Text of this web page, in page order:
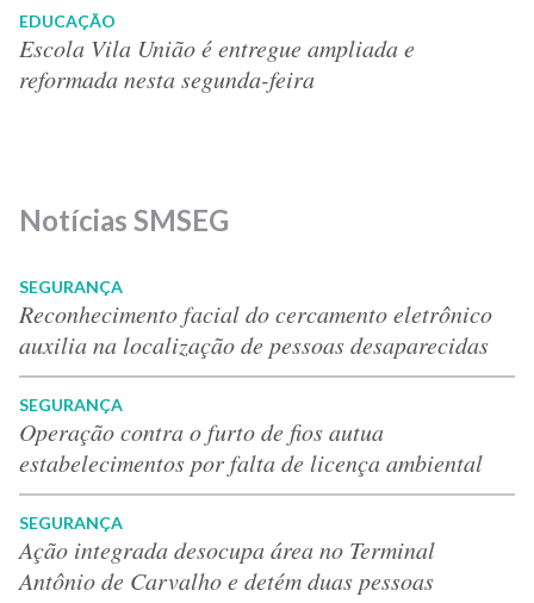
EDUCAÇÃO
Escola Vila União é entregue ampliada e
reformada nesta segunda-feira
Notícias SMSEG
SEGURANÇA
Reconhecimento facial do cercamento eletrônico
auxilia na localização de pessoas desaparecidas
SEGURANÇA
Operação contra o furto de fios autua
estabelecimentos por falta de licença ambiental
SEGURANÇA
Ação integrada desocupa área no Terminal
Antônio de Carvalho e detém duas pessoas